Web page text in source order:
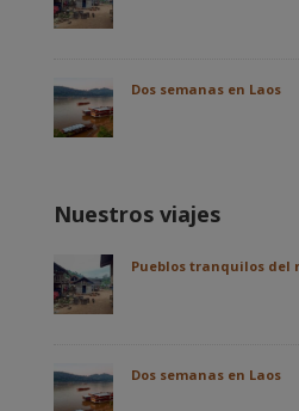
Dos semanas en Laos
Nuestros viajes
Pueblos tranquilos del
Dos semanas en Laos